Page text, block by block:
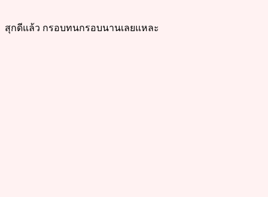
สุกดีแล้ว กรอบทนกรอบนานเลยแหละ